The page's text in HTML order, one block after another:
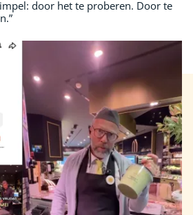
door het te proberen. Door te